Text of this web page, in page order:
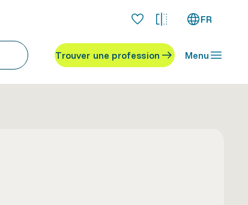
FR
Trouver une profession Menu